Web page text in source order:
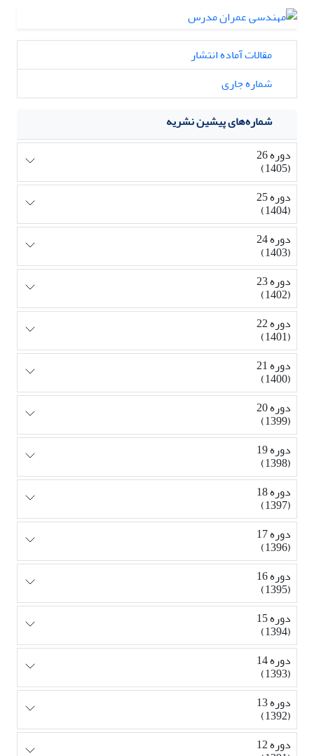
مقالات آماده انتشار
شماره جاری
شماره‌های پیشین نشریه
دوره 26
(1405)
دوره 25
(1404)
دوره 24
(1403)
دوره 23
(1402)
دوره 22
(1401)
دوره 21
(1400)
دوره 20
(1399)
دوره 19
(1398)
دوره 18
(1397)
دوره 17
(1396)
دوره 16
(1395)
دوره 15
(1394)
دوره 14
(1393)
دوره 13
(1392)
دوره 12